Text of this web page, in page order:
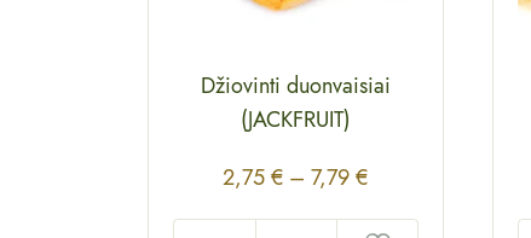
Džiovinti duonvaisiai
(JACKFRUIT)
2,75€ – 7,79€